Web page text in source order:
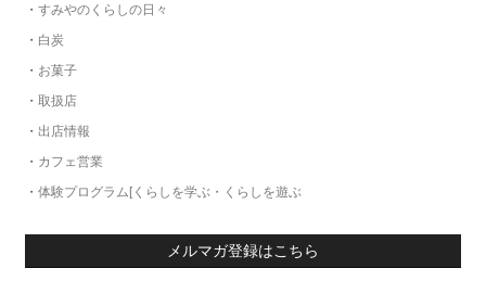
・ すみやのくらしの日々
・ 白炭
・ お菓子
・ 取扱店
・ 出店情報
・ カフェ営業
・ 体験プログラム[くらしを学ぶ・くらしを遊ぶ
メルマガ登録はこちら